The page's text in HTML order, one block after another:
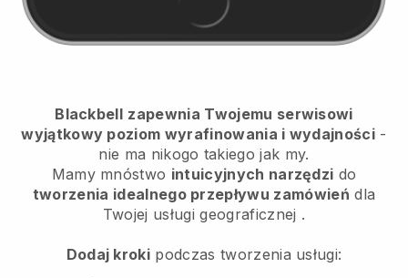
Blackbell zapewnia Twojemu serwisowi
wyjątkowy poziom wyrafinowania i wydajności -
nie ma nikogo takiego jak my.
Mamy mnóstwo intuicyjnych narzędzi do
tworzenia idealnego przepływu zamówień dla
Twojej usługi geograficznej .
Dodaj kroki podczas tworzenia usługi: